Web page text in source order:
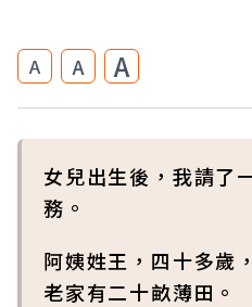
A A A
女兒出生後，我請了
務。
阿姨姓王，四十多歲
老家有二十畝薄田。